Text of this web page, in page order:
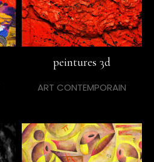
peintures 3d
ART CONTEMPORAIN